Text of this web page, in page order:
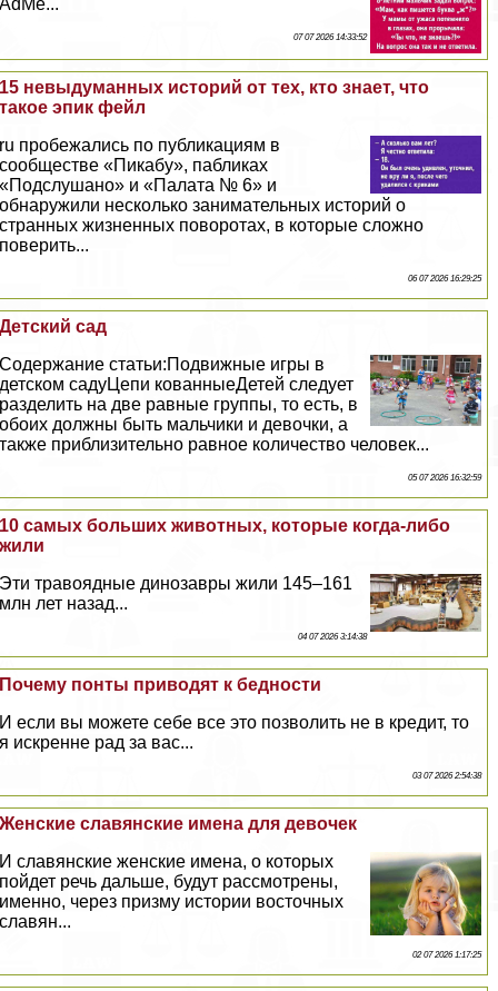
AdMe...
07 07 2026 14:33:52
15 невыдуманных историй от тех, кто знает, что
такое эпик фейл
ru пробежались по публикациям в
сообществе «Пикабу», пабликах
«Подслушано» и «Палата № 6» и
обнаружили несколько занимательных историй о
странных жизненных поворотах, в которые сложно
поверить...
06 07 2026 16:29:25
Детский сад
Содержание статьи:Подвижные игры в
детском садуЦепи кованныеДетей следует
разделить на две равные группы, то есть, в
обоих должны быть мальчики и дeвoчки, а
также приблизительно равное количество человек...
05 07 2026 16:32:59
10 самых больших животных, которые когда-либо
жили
Эти травоядные динозавры жили 145–161
млн лет назад...
04 07 2026 3:14:38
Почему понты приводят к бедности
И если вы можете себе все это позволить не в кредит, то
я искренне рад за вас...
03 07 2026 2:54:38
Женские славянские имена для девочек
И славянские женские имена, о которых
пойдет речь дальше, будут рассмотрены,
именно, через призму истории восточных
славян...
02 07 2026 1:17:25